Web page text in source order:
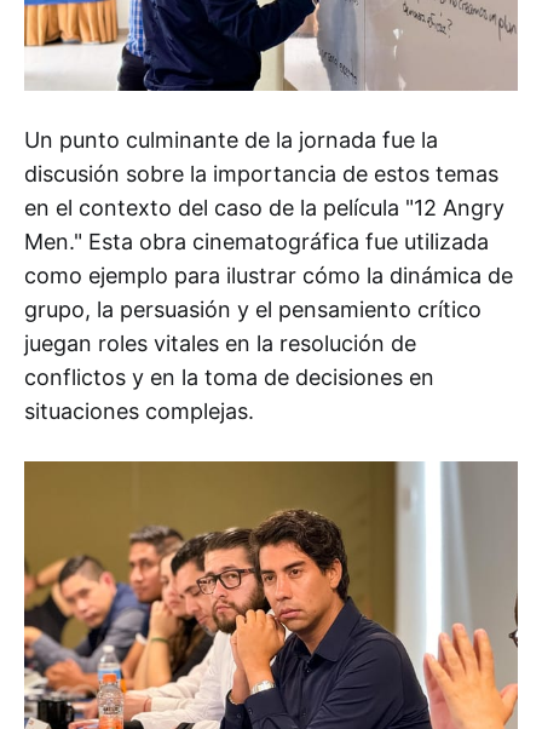
Un punto culminante de la jornada fue la
discusión sobre la importancia de estos temas
en el contexto del caso de la película "12 Angry
Men." Esta obra cinematográfica fue utilizada
como ejemplo para ilustrar cómo la dinámica de
grupo, la persuasión y el pensamiento crítico
juegan roles vitales en la resolución de
conflictos y en la toma de decisiones en
situaciones complejas.